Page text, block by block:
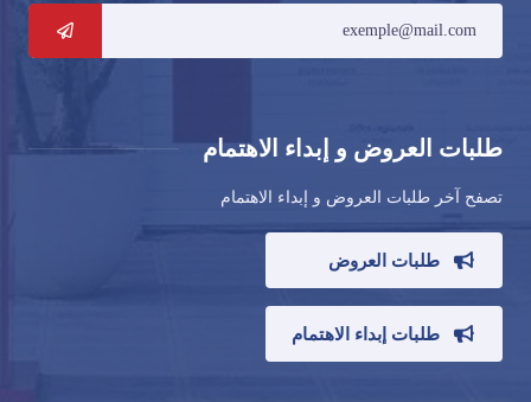
طلبات العروض و إبداء الاهتمام
تصفح آخر طلبات العروض و إبداء الاهتمام
طلبات العروض
طلبات إبداء الاهتمام